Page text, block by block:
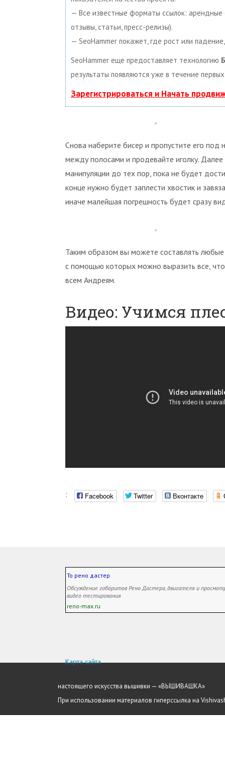
— Все известные форматы ссылок: арендные
отзывы, статьи, пресс-релизы).
— SeoHammer покажет, где рост или
SeoHammer еще предоставляет технологию
результаты появляются уже в течение
Зарегистрироваться и Начать
Снова наберите бисер и пропустите его под
между полосами и продевайте иголку.
манипуляции до тех пор, пока не будет
конце нужно будет заплести хвостик и
иначе малейшая погрешность будет сразу
Таким образом вы можете составлять
с помощью которых можно выразить все,
всем Андреям.
Видео: Учимся
: Facebook Twitter Вконтакте
То рено дастер
Обсуждение габаритов Рено Дастера, двигателя и
видео тестирования
reno-max.ru
Карта сайта
настоящего искусства вышивки — «ВЫШИВАШКА»
При использовании материалов гиперссылка на